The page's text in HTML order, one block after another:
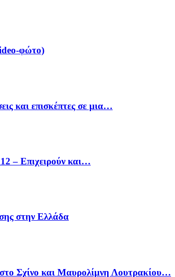
φώτο)
και επισκέπτες σε μια…
– Επιχειρούν και…
στην Ελλάδα
Σχίνο και Μαυρολίμνη Λουτρακίου…